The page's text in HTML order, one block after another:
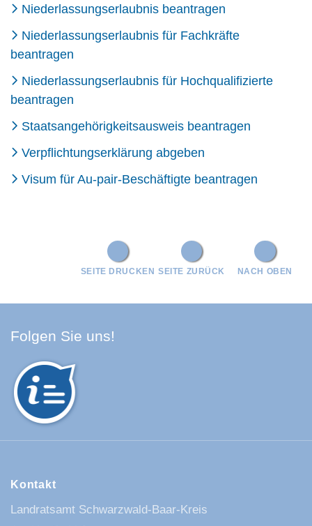
Niederlassungserlaubnis beantragen
Niederlassungserlaubnis für Fachkräfte
beantragen
Niederlassungserlaubnis für Hochqualifizierte
beantragen
Staatsangehörigkeitsausweis beantragen
Verpflichtungserklärung abgeben
Visum für Au-pair-Beschäftigte beantragen
NACH OBEN
SEITE ZURÜCK
SEITE DRUCKEN
Folgen Sie uns!
Kontakt
Landratsamt Schwarzwald-Baar-Kreis